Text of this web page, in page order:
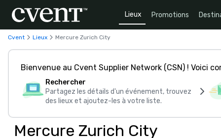
Lieux Promotions
Cvent Lieux Mercure Zurich City
Bienvenue au Cvent Supplier Network (CSN) ! Voici
Rechercher
Partagez les détails d'un événement, trouvez
des lieux et ajoutez-les à votre liste.
Mercure Zurich City